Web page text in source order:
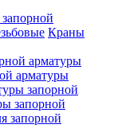
Краны
арматуры
запорной